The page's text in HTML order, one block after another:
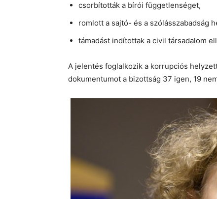
csorbították a bírói függetlenséget,
romlott a sajtó- és a szólásszabadság
támadást indítottak a civil társadalom
A jelentés foglalkozik a korrupciós
dokumentumot a bizottság 37 igen, 19